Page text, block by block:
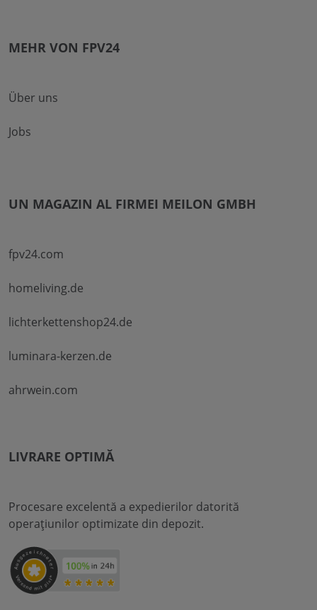
MEHR VON FPV24
Über uns
Jobs
UN MAGAZIN AL FIRMEI MEILON GMBH
fpv24.com
homeliving.de
lichterkettenshop24.de
luminara-kerzen.de
ahrwein.com
LIVRARE OPTIMĂ
Procesare excelentă a expedierilor datorită
operațiunilor optimizate din depozit.